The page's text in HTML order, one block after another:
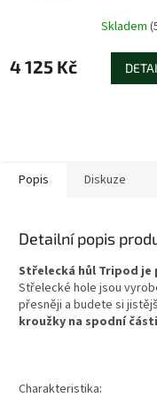
Skladem
4 125 Kč
Popis Diskuze
Detailní popis
Střelecká hůl Tripod
Střelecké hole jsou
přesněji a budete si
kroužky na spodní
Charakteristika: